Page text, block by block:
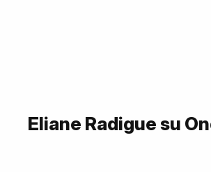
Eliane Radigue su